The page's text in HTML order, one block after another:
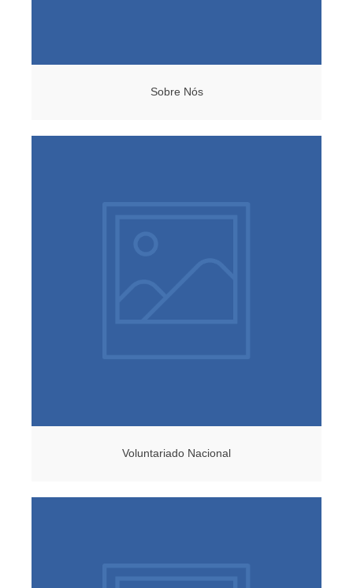
Sobre Nós
Voluntariado Nacional